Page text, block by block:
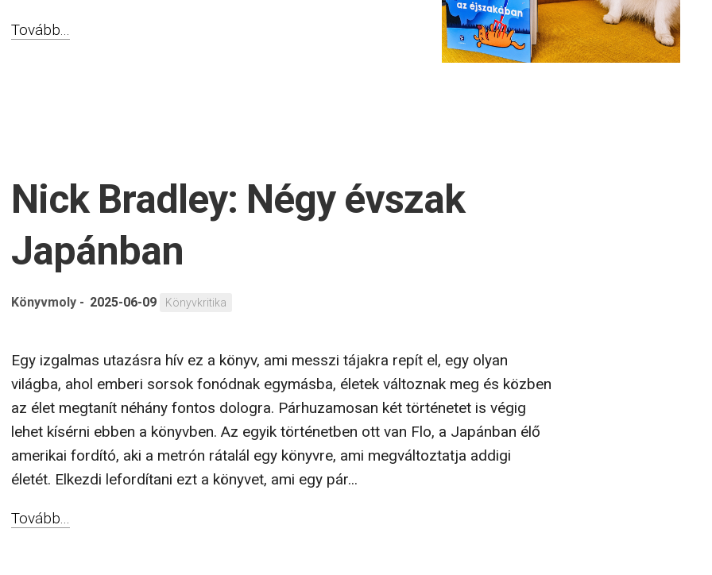
Tovább...
Nick Bradley: Négy évszak
Japánban
Könyvmoly - 2025-06-09 Könyvkritika
Egy izgalmas utazásra hív ez a könyv, ami messzi tájakra repít el, egy olyan
világba, ahol emberi sorsok fonódnak egymásba, életek változnak meg és közben
az élet megtanít néhány fontos dologra. Párhuzamosan két történetet is végig
lehet kísérni ebben a könyvben. Az egyik történetben ott van Flo, a Japánban élő
amerikai fordító, aki a metrón rátalál egy könyvre, ami megváltoztatja addigi
életét. Elkezdi lefordítani ezt a könyvet, ami egy pár...
Tovább...